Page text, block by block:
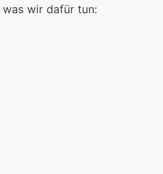
wir dafür tun: